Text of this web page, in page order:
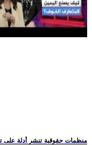
.. منظمات حقوقية تنشر أدلة على